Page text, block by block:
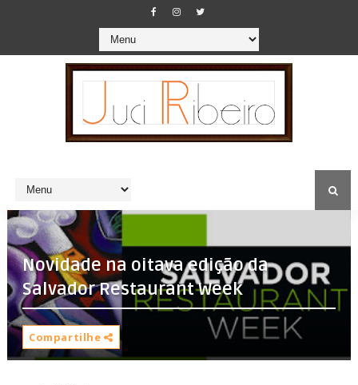
Novidade na oitava edição da
Salvador Restaurant Week‏
Compartilhe